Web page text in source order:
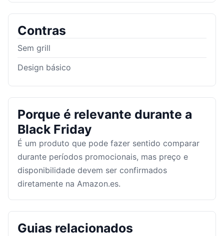
Contras
Sem grill
Design básico
Porque é relevante durante a
Black Friday
É um produto que pode fazer sentido comparar
durante períodos promocionais, mas preço e
disponibilidade devem ser confirmados
diretamente na Amazon.es.
Guias relacionados